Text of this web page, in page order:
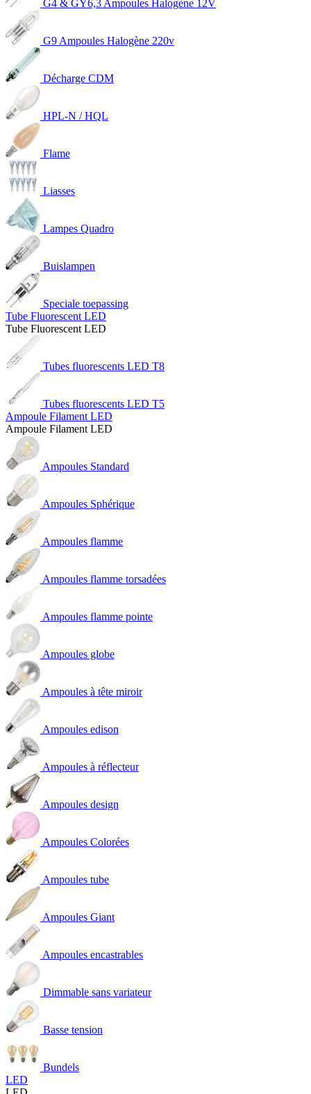
G4 & GY6,3 Ampoules Halogène 12V
G9 Ampoules Halogène 220v
Décharge CDM
HPL-N / HQL
Flame
Liasses
Lampes Quadro
Buislampen
Speciale toepassing
Tube Fluorescent LED
Tube Fluorescent LED
Tubes fluorescents LED T8
Tubes fluorescents LED T5
Ampoule Filament LED
Ampoule Filament LED
Ampoules Standard
Ampoules Sphérique
Ampoules flamme
Ampoules flamme torsadées
Ampoules flamme pointe
Ampoules globe
Ampoules à tête miroir
Ampoules edison
Ampoules à réflecteur
Ampoules design
Ampoules Colorées
Ampoules tube
Ampoules Giant
Ampoules encastrables
Dimmable sans variateur
Basse tension
Bundels
LED